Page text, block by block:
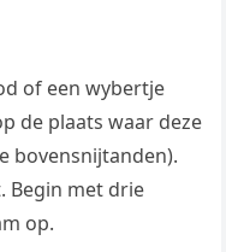
of een wybertje
de plaats waar deze
bovensnijtanden).
Begin met drie
op.